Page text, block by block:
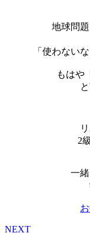
地球問
「使わない
もはや
2
一
NEXT